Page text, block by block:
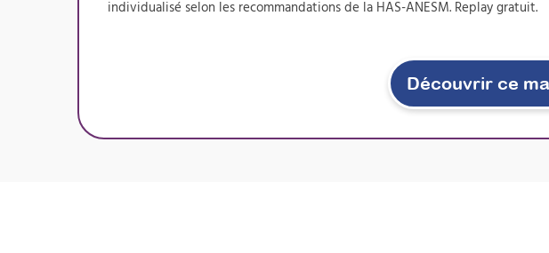
individualisé selon les recommandations de la HAS-ANESM. Replay gratuit.
Découvrir ce